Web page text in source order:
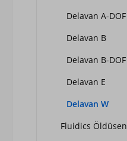
Delavan A-DOF
Delavan B
Delavan B-DOF
Delavan E
Delavan W
Fluidics Öldüsen